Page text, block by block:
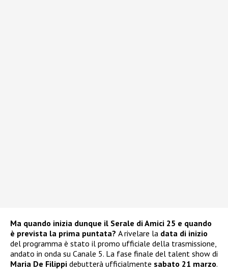
Ma quando inizia dunque il Serale di Amici 25 e quando
è prevista la prima puntata? A rivelare la data di inizio
del programma è stato il promo ufficiale della trasmissione,
andato in onda su Canale 5. La fase finale del talent show di
Maria De Filippi debutterà ufficialmente sabato 21 marzo.